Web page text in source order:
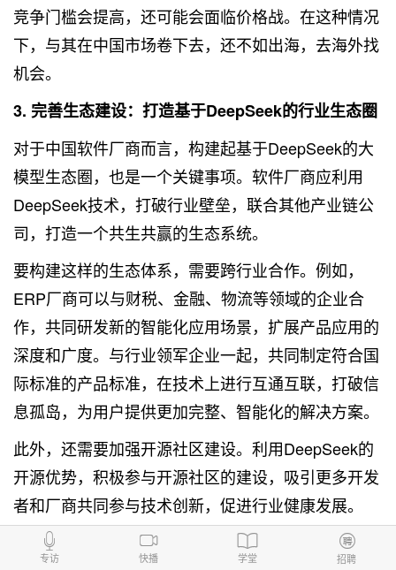
竞争门槛会提高，还可能会面临价格战。在这种情况
下，与其在中国市场卷下去，还不如出海，去海外找
机会。
3. 完善生态建设：打造基于DeepSeek的行业生态圈
对于中国软件厂商而言，构建起基于DeepSeek的大
模型生态圈，也是一个关键事项。软件厂商应利用
DeepSeek技术，打破行业壁垒，联合其他产业链公
司，打造一个共生共赢的生态系统。
要构建这样的生态体系，需要跨行业合作。例如，
ERP厂商可以与财税、金融、物流等领域的企业合
作，共同研发新的智能化应用场景，扩展产品应用的
深度和广度。与行业领军企业一起，共同制定符合国
际标准的产品标准，在技术上进行互通互联，打破信
息孤岛，为用户提供更加完整、智能化的解决方案。
此外，还需要加强开源社区建设。利用DeepSeek的
开源优势，积极参与开源社区的建设，吸引更多开发
者和厂商共同参与技术创新，促进行业健康发展。
4. 数据隐私与安全：解决智能化带来的潜在问题
专访 快播 学堂 招聘